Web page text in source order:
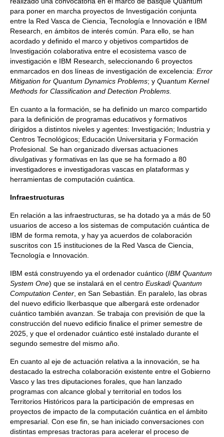
para poner en marcha proyectos de Investigación conjunta
entre la Red Vasca de Ciencia, Tecnología e Innovación e IBM
Research, en ámbitos de interés común. Para ello, se han
acordado y definido el marco y objetivos compartidos de
Investigación colaborativa entre el ecosistema vasco de
investigación e IBM Research, seleccionando 6 proyectos
enmarcados en dos líneas de investigación de excelencia: Error
Mitigation for Quantum Dynamics Problems; y Quantum Kernel
Methods for Classification and Detection Problems.
En cuanto a la formación, se ha definido un marco compartido
para la definición de programas educativos y formativos
dirigidos a distintos niveles y agentes: Investigación; Industria y
Centros Tecnológicos; Educación Universitaria y Formación
Profesional. Se han organizado diversas actuaciones
divulgativas y formativas en las que se ha formado a 80
investigadores e investigadoras vascas en plataformas y
herramientas de computación cuántica.
Infraestructuras
En relación a las infraestructuras, se ha dotado ya a más de 50
usuarios de acceso a los sistemas de computación cuántica de
IBM de forma remota, y hay ya acuerdos de colaboración
suscritos con 15 instituciones de la Red Vasca de Ciencia,
Tecnología e Innovación.
IBM está construyendo ya el ordenador cuántico (IBM Quantum
System One) que se instalará en el centro Euskadi Quantum
Computation Center , en San Sebastián. En paralelo, las obras
del nuevo edificio Ikerbasque que albergará este ordenador
cuántico también avanzan. Se trabaja con previsión de que la
construcción del nuevo edificio finalice el primer semestre de
2025, y que el ordenador cuántico esté instalado durante el
segundo semestre del mismo año.
En cuanto al eje de actuación relativa a la innovación, se ha
destacado la estrecha colaboración existente entre el Gobierno
Vasco y las tres diputaciones forales, que han lanzado
programas con alcance global y territorial en todos los
Territorios Históricos para la participación de empresas en
proyectos de impacto de la computación cuántica en el ámbito
empresarial. Con ese fin, se han iniciado conversaciones con
distintas empresas tractoras para acelerar el proceso de